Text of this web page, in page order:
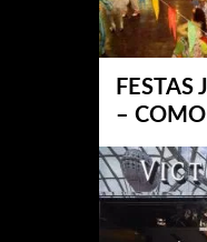
FESTAS
–